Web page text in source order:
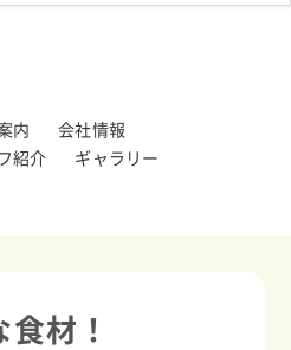
内
会社情報
紹介
ギャラリー
食材！